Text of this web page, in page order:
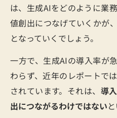
は、生成AIをどのように業
値創出につなげていくかが
となっていくでしょう。
一方で、生成AIの導入率が
わらず、近年のレポートで
されています。それは、 導
出につながるわけではない